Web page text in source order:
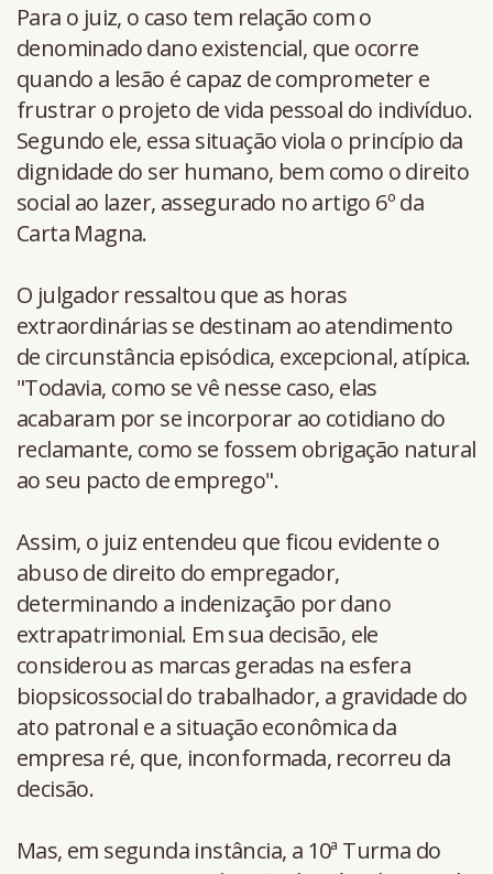
Para o juiz, o caso tem relação com o
denominado dano existencial, que ocorre
quando a lesão é capaz de comprometer e
frustrar o projeto de vida pessoal do indivíduo.
Segundo ele, essa situação viola o princípio da
dignidade do ser humano, bem como o direito
social ao lazer, assegurado no artigo 6º da
Carta Magna.
O julgador ressaltou que as horas
extraordinárias se destinam ao atendimento
de circunstância episódica, excepcional, atípica.
"Todavia, como se vê nesse caso, elas
acabaram por se incorporar ao cotidiano do
reclamante, como se fossem obrigação natural
ao seu pacto de emprego".
Assim, o juiz entendeu que ficou evidente o
abuso de direito do empregador,
determinando a indenização por dano
extrapatrimonial. Em sua decisão, ele
considerou as marcas geradas na esfera
biopsicossocial do trabalhador, a gravidade do
ato patronal e a situação econômica da
empresa ré, que, inconformada, recorreu da
decisão.
Mas, em segunda instância, a 10ª Turma do